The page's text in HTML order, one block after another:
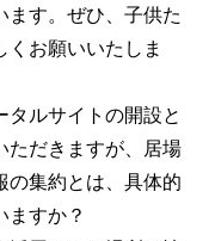
ます。ぜひ、子供た
お願いいたしま
ルサイトの開設と
ただきますが、居場
の集約とは、具体的
ますか？